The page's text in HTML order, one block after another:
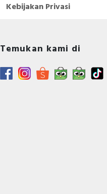
Kebijakan Privasi
Temukan kami di